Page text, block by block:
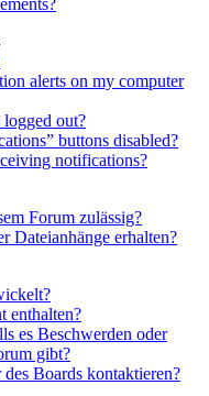
alerts on my computer
out?
buttons disabled?
notifications?
Forum zulässig?
Dateianhänge erhalten?
enthalten?
es Beschwerden oder
gibt?
Boards kontaktieren?